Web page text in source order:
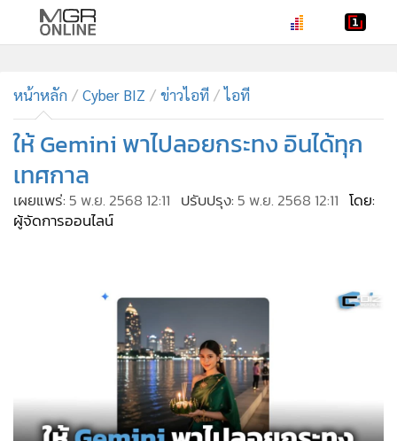
• ทันเหตุการณ์
• ภาคใต้
• ภูมิภาค
• Online Section
• บันเทิง
• ผู้จัดการรายวัน
Good health & Well-being
• Green Innovation & SD
หน้าหลัก Cyber BIZ ข่าวไอที ไอที
ให้ Gemini พาไปลอยกระทง อินได้ทุก
เทศกาล
เผยแพร่:5 พ.ย. 2568 12:11 ปรับปรุง:5 พ.ย. 2568 12:11 โดย:
ผู้จัดการออนไลน์